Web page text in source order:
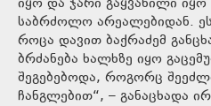
საბრძოლო არეალებიდან. ეს
როცა დავით ბაქრაძემ
ბრძანება ხალხზე იყო
შეგებებოდა, როგორც
ჩანგლებით“, – განაცხადა